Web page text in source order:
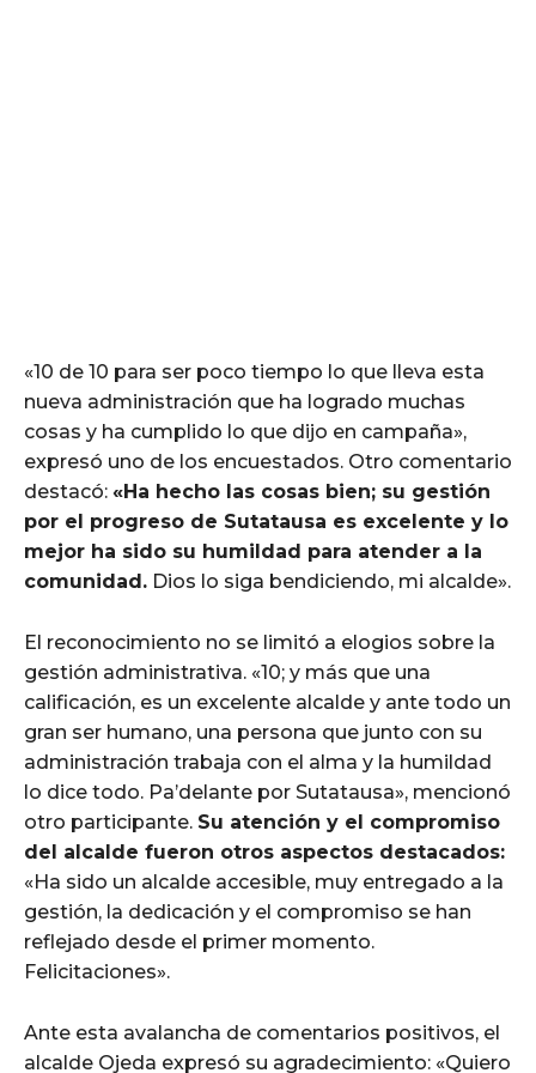
«10 de 10 para ser poco tiempo lo que lleva esta
nueva administración que ha logrado muchas
cosas y ha cumplido lo que dijo en campaña»,
expresó uno de los encuestados. Otro comentario
destacó: «Ha hecho las cosas bien; su gestión
por el progreso de Sutatausa es excelente y lo
mejor ha sido su humildad para atender a la
comunidad. Dios lo siga bendiciendo, mi alcalde».
El reconocimiento no se limitó a elogios sobre la
gestión administrativa. «10; y más que una
calificación, es un excelente alcalde y ante todo un
gran ser humano, una persona que junto con su
administración trabaja con el alma y la humildad
lo dice todo. Pa’delante por Sutatausa», mencionó
otro participante. Su atención y el compromiso
del alcalde fueron otros aspectos destacados:
«Ha sido un alcalde accesible, muy entregado a la
gestión, la dedicación y el compromiso se han
reflejado desde el primer momento.
Felicitaciones».
Ante esta avalancha de comentarios positivos, el
alcalde Ojeda expresó su agradecimiento: «Quiero